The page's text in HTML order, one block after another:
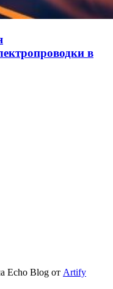
в
Echo Blog от Artify